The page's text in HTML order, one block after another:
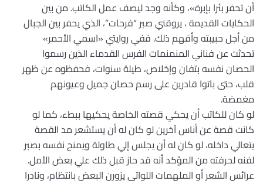
أن تحفر بئرا بإبرة»، وكأنه وجد ليصف عمل الكاتب. من بين
الحكايات القديمة ، يروقني صبر “فرحات”، الذي يحفر بين الجبال
من أجل حبيبته وأفهم ذلك. ففي روايتي «اسمي الأحمر»
تحدثت عن فناني المنمنمات الفرس القدماء الذين رسموا
الحصان نفسه بتفان وإخلاص، طيلة سنوات، فحفظوه عن ظهر
قلب، حتى باتوا قادرين على رسم حصان جميل وعيونهم
مغمضة.
لو كان للكاتب أن يحكي قصته الخاصة يحكيها ببطء، كما لو
كانت قصة عن أناس آخرين لو كان له أن يستشعر مد القصة
يتعالي داخله، لو كان له أن يجلس إلي طاولة ويمنح نفسه بصبر
لفنه لحرفته من المؤكد أنه قد حاز قبل ذلك علي بعض الأمل.
عرائس الشعر أو الملهمات اللواتي يزورن البعض بانتظام، ونادرا